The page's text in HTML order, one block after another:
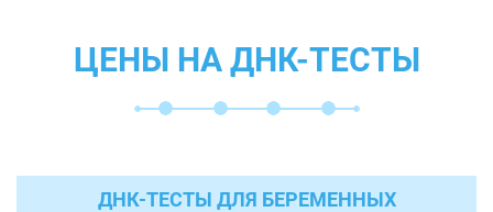
ЦЕНЫ НА ДНК-ТЕСТЫ
ДНК-ТЕСТЫ ДЛЯ БЕРЕМЕННЫХ